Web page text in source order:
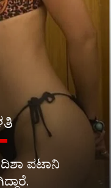
ಪಟಾನಿ